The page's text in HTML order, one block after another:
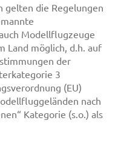
gelten die Regelungen
Modellflugzeuge
Land möglich, d.h. auf
der
3
(EU)
nach
Kategorie (s.o.) als